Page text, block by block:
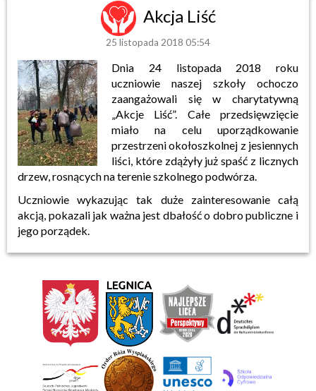
Akcja Liść
25 listopada 2018 05:54
Dnia 24 listopada 2018 roku
uczniowie naszej szkoły ochoczo
zaangażowali się w charytatywną
„Akcje Liść”. Całe przedsięwzięcie
miało na celu uporządkowanie
przestrzeni okołoszkolnej z jesiennych
liści, które zdążyły już spaść z licznych
drzew, rosnących na terenie szkolnego podwórza.
Uczniowie wykazując tak duże zainteresowanie całą
akcją, pokazali jak ważna jest dbałość o dobro publiczne i
jego porządek.